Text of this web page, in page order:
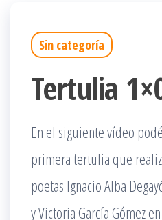
Sin categoría
Tertulia
En el siguiente vídeo
primera tertulia que
poetas Ignacio Alba
y Victoria García Gómez